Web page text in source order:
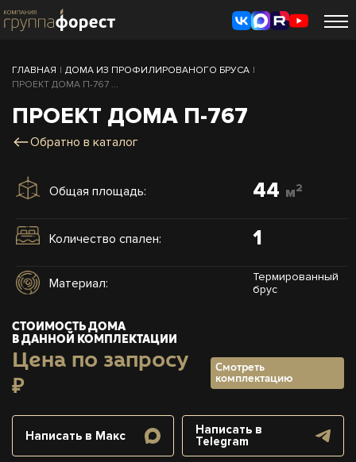
ГЛАВНАЯ | ДОМА ИЗ ПРОФИЛИРОВАНОГО БРУСА |
ПРОЕКТ ДОМА П-767 ...
ПРОЕКТ ДОМА П-767
Обратно в каталог
Общая площадь: 44 м2
Количество спален: 1
Материал:
Термированный
брус
СТОИМОСТЬ ДОМА
В ДАННОЙ КОМПЛЕКТАЦИИ
Цена по запросу
₽
Смотреть
комплектацию
Написать в Макс
Написать в
Telegram